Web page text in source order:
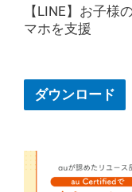
【LINE】お子様
マホを支援
ダウンロード